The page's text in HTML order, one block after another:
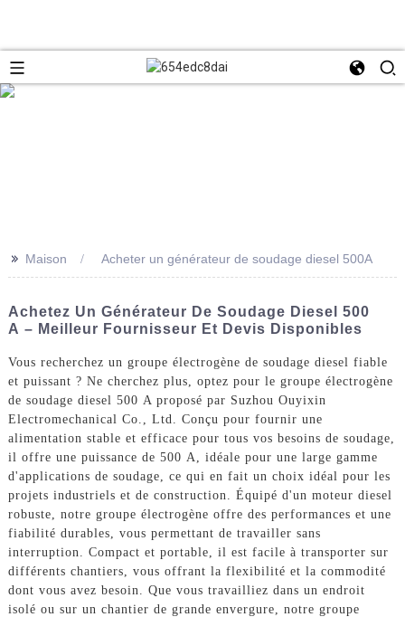
>> Maison Acheter un générateur de soudage diesel 500A
Achetez Un Générateur De Soudage Diesel 500
A – Meilleur Fournisseur Et Devis Disponibles
Vous recherchez un groupe électrogène de soudage diesel fiable
et puissant ? Ne cherchez plus, optez pour le groupe électrogène
de soudage diesel 500 A proposé par Suzhou Ouyixin
Electromechanical Co., Ltd. Conçu pour fournir une
alimentation stable et efficace pour tous vos besoins de soudage,
il offre une puissance de 500 A, idéale pour une large gamme
d'applications de soudage, ce qui en fait un choix idéal pour les
projets industriels et de construction. Équipé d'un moteur diesel
robuste, notre groupe électrogène offre des performances et une
fiabilité durables, vous permettant de travailler sans
interruption. Compact et portable, il est facile à transporter sur
différents chantiers, vous offrant la flexibilité et la commodité
dont vous avez besoin. Que vous travailliez dans un endroit
isolé ou sur un chantier de grande envergure, notre groupe